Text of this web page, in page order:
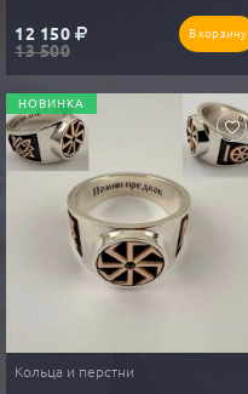
12 150
13 500
В корзину
НОВИНКА
Кольца и перстни